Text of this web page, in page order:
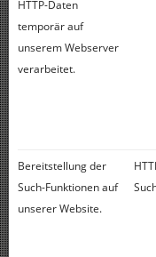
HTTP-Daten
temporär auf
unserem Webserver
verarbeitet.
Bereitstellung der
Such-Funktionen auf
unserer Website.